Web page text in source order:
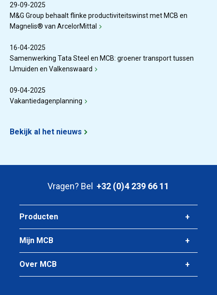
29-09-2025
M&G Group behaalt flinke productiviteitswinst met MCB en
Magnelis® van ArcelorMittal
16-04-2025
Samenwerking Tata Steel en MCB: groener transport tussen
IJmuiden en Valkenswaard
09-04-2025
Vakantiedagenplanning
Bekijk al het nieuws
Vragen? Bel +32 (0)4 239 66 11
Producten
Mijn MCB
Over MCB